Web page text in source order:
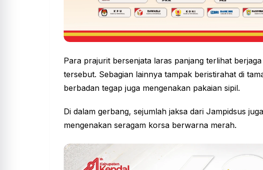
Para prajurit bersenjata laras panjang terlihat
tersebut. Sebagian lainnya tampak beristirahat di
berbadan tegap juga mengenakan pakaian sipil.
Di dalam gerbang, sejumlah jaksa dari Jampidsus
mengenakan seragam korsa berwarna merah.